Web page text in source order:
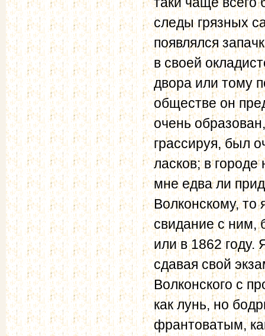
следы грязных
появлялся
в своей
двора или тому
обществе он
очень
грассируя, был
ласков; в городе
мне едва ли
Волконскому, то
свидание с ним,
или в 1862 году.
сдавая свой
Волконского с
как лунь, но
франтоватым,